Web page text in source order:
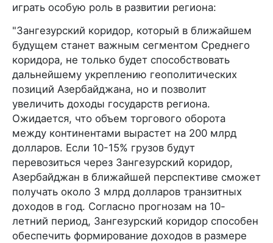
играть особую роль в развитии региона:
"Зангезурский коридор, который в ближайшем
будущем станет важным сегментом Среднего
коридора, не только будет способствовать
дальнейшему укреплению геополитических
позиций Азербайджана, но и позволит
увеличить доходы государств региона.
Ожидается, что объем торгового оборота
между континентами вырастет на 200 млрд
долларов. Если 10-15% грузов будут
перевозиться через Зангезурский коридор,
Азербайджан в ближайшей перспективе сможет
получать около 3 млрд долларов транзитных
доходов в год. Согласно прогнозам на 10-
летний период, Зангезурский коридор способен
обеспечить формирование доходов в размере